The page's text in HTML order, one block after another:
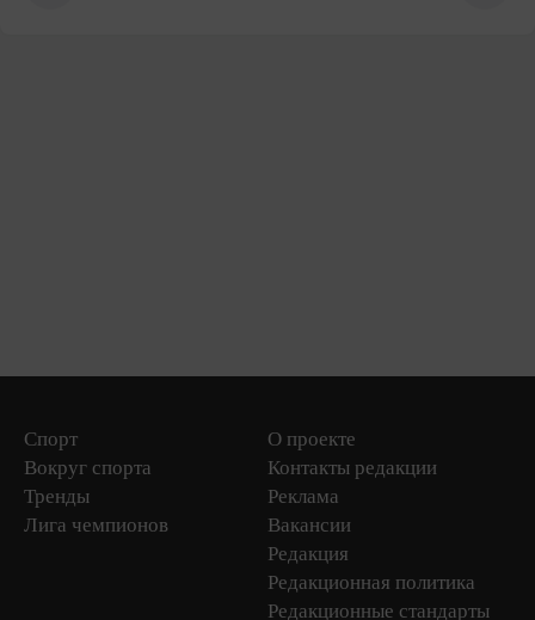
Спорт
Вокруг спорта
Тренды
Лига чемпионов
О проекте
Контакты редакции
Реклама
Вакансии
Редакция
Редакционная политика
Редакционные стандарты